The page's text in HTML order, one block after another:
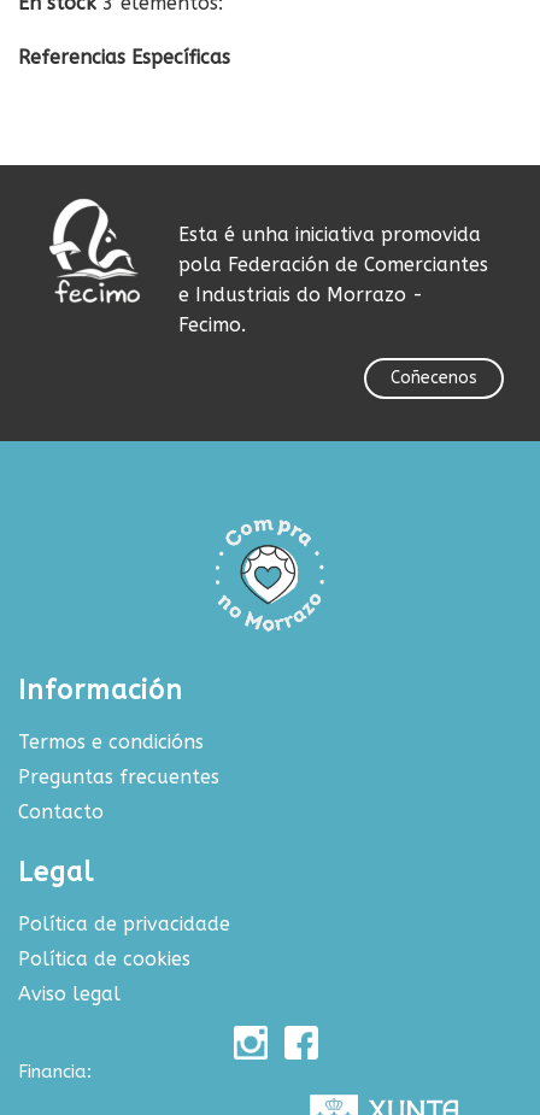
Referencias Específicas
Esta é unha iniciativa promovida
pola Federación de Comerciantes
e Industriais do Morrazo -
Fecimo.
Coñecenos
Información
Termos e condicións
Preguntas frecuentes
Contacto
Legal
Política de privacidade
Política de cookies
Aviso legal
Financia: